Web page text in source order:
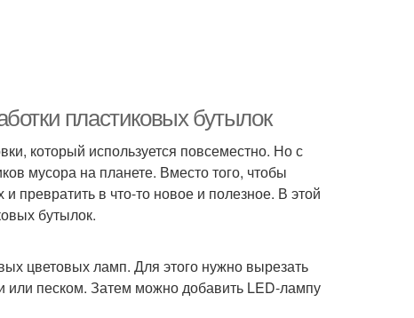
пластиковых бутылок
который используется повсеместно. Но с
мусора на планете. Вместо того, чтобы
превратить в что-то новое и полезное. В этой
бутылок.
цветовых ламп. Для этого нужно вырезать
или песком. Затем можно добавить LED-лампу